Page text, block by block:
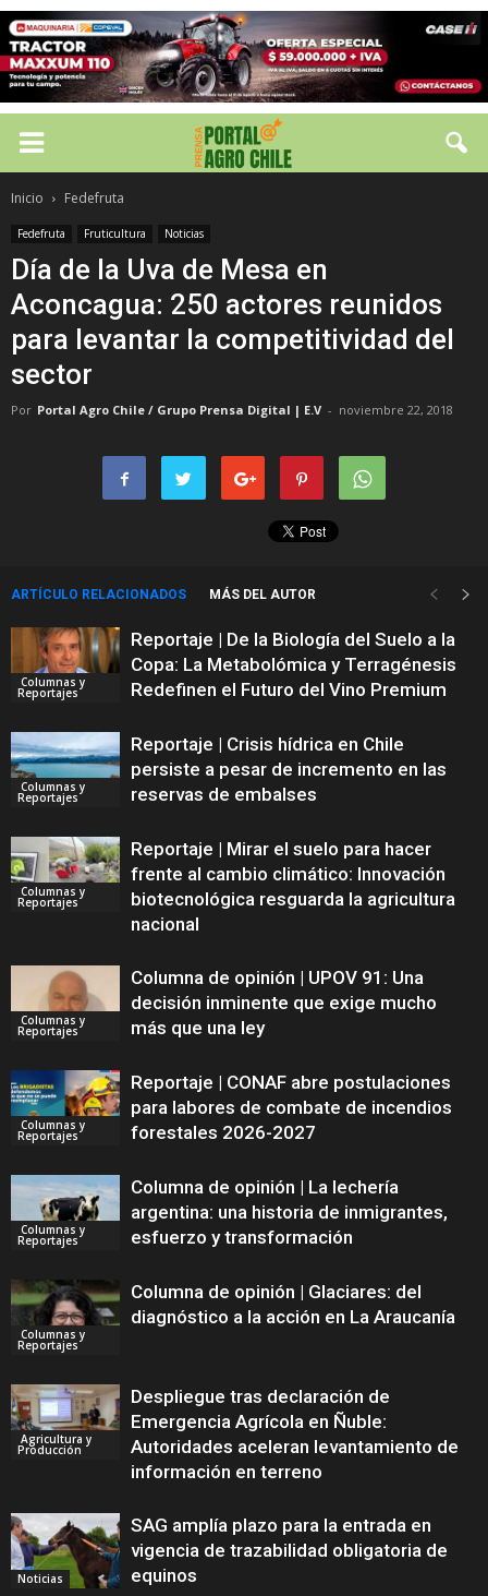
Inicio Fedefruta
Fedefruta Fruticultura Noticias
Día de la Uva de Mesa en
Aconcagua: 250 actores reunidos
para levantar la competitividad del
sector
Por Portal Agro Chile / Grupo Prensa Digital | E.V - noviembre 22, 2018
ARTÍCULO RELACIONADOS MÁS DEL AUTOR
Columnas y
Reportajes
Reportaje | De la Biología del Suelo a la
Copa: La Metabolómica y Terragénesis
Redefinen el Futuro del Vino Premium
Columnas y
Reportajes
Reportaje | Crisis hídrica en Chile
persiste a pesar de incremento en las
reservas de embalses
Columnas y
Reportajes
Reportaje | Mirar el suelo para hacer
frente al cambio climático: Innovación
biotecnológica resguarda la agricultura
nacional
Columnas y
Reportajes
Columna de opinión | UPOV 91: Una
decisión inminente que exige mucho
más que una ley
Columnas y
Reportajes
Reportaje | CONAF abre postulaciones
para labores de combate de incendios
forestales 2026-2027
Columnas y
Reportajes
Columna de opinión | La lechería
argentina: una historia de inmigrantes,
esfuerzo y transformación
Columnas y
Reportajes
Columna de opinión | Glaciares: del
diagnóstico a la acción en La Araucanía
Agricultura y
Producción
Despliegue tras declaración de
Emergencia Agrícola en Ñuble:
Autoridades aceleran levantamiento de
información en terreno
Noticias
SAG amplía plazo para la entrada en
vigencia de trazabilidad obligatoria de
equinos